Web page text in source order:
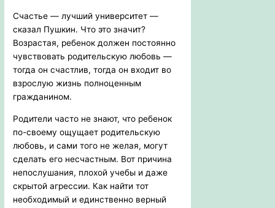
Счастье — лучший университет —
сказал Пушкин. Что это значит?
Возрастая, ребенок должен постоянно
чувствовать родительскую любовь —
тогда он счастлив, тогда он входит во
взрослую жизнь полноценным
гражданином.
Родители часто не знают, что ребенок
по-своему ощущает родительскую
любовь, и сами того не желая, могут
сделать его несчастным. Вот причина
непослушания, плохой учебы и даже
скрытой агрессии. Как найти тот
необходимый и единственно верный